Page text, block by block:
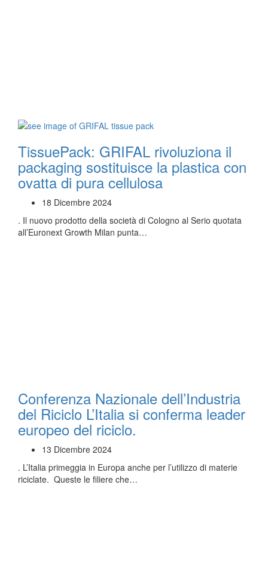
TissuePack: GRIFAL rivoluziona il
packaging sostituisce la plastica con
ovatta di pura cellulosa
18 Dicembre 2024
. Il nuovo prodotto della società di Cologno al Serio quotata
all’Euronext Growth Milan punta…
Conferenza Nazionale dell’Industria
del Riciclo L’Italia si conferma leader
europeo del riciclo.
13 Dicembre 2024
. L’Italia primeggia in Europa anche per l’utilizzo di materie
riciclate. Queste le filiere che…